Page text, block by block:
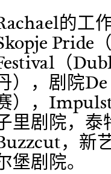
的工
Pride
（
），剧院
），
里剧院，泰
，新
堡剧院。